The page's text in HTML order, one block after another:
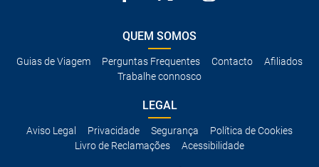
QUEM SOMOS
Guias de Viagem Perguntas Frequentes Contacto
Afiliados
Trabalhe connosco
LEGAL
Aviso Legal Privacidade Segurança
Política de Cookies
Livro de Reclamações
Acessibilidade